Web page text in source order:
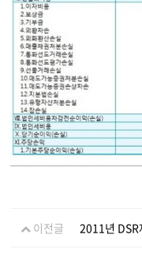
이전글 2011년 DSR